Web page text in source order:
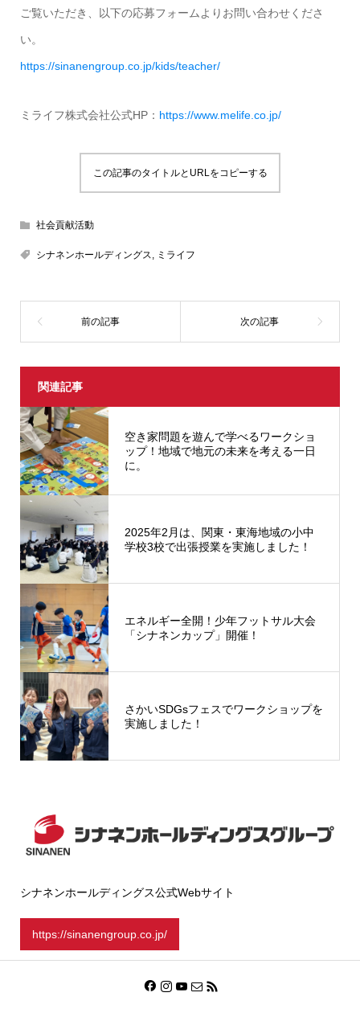
ご覧いただき、以下の応募フォームよりお問い合わせくださ
い。
https://sinanengroup.co.jp/kids/teacher/
ミライフ株式会社公式HP： https://www.melife.co.jp/
この記事のタイトルとURLをコピーする
社会貢献活動
シナネンホールディングス, ミライフ
関連記事
空き家問題を遊んで学べるワークショ
ップ！地域で地元の未来を考える一日
に。
2025年2月は、関東・東海地域の小中
学校3校で出張授業を実施しました！
エネルギー全開！少年フットサル大会
「シナネンカップ」開催！
さかいSDGsフェスでワークショップを
実施しました！
シナネンホールディングス公式Webサイト
https://sinanengroup.co.jp/